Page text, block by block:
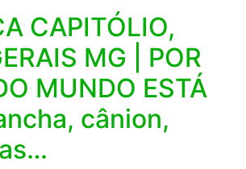
CAPITÓLIO,
MG | POR
MUNDO ESTÁ
cânion,